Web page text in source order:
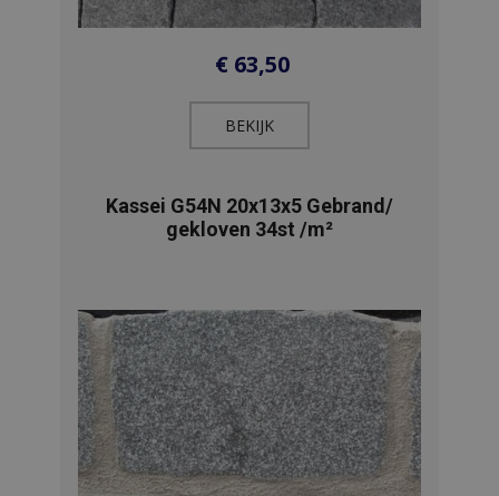
€63,50
BEKIJK​
Kassei G54N 20x13x5 Gebrand/
gekloven 34st /m²